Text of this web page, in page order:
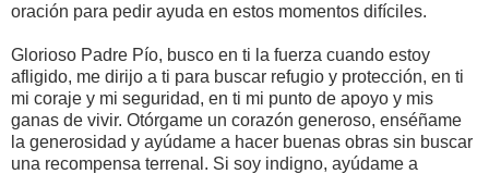
oración para pedir ayuda en estos momentos difíciles.
Glorioso Padre Pío, busco en ti la fuerza cuando estoy
afligido, me dirijo a ti para buscar refugio y protección, en ti
mi coraje y mi seguridad, en ti mi punto de apoyo y mis
ganas de vivir. Otórgame un corazón generoso, enséñame
la generosidad y ayúdame a hacer buenas obras sin buscar
una recompensa terrenal. Si soy indigno, ayúdame a